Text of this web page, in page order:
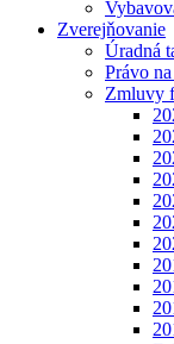
Zverejňovanie
Úradná
Právo
Zmluvy